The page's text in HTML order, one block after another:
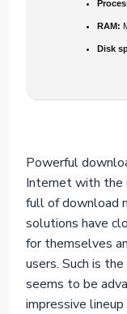
RAM:
Disk
Powerful
Internet with the
full of download
solutions have
for themselves
users. Such is
seems to be
impressive